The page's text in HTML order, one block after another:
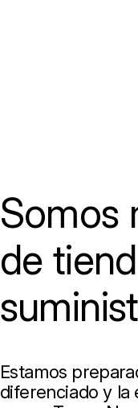
Somos
de
Estamos
diferenciado y la